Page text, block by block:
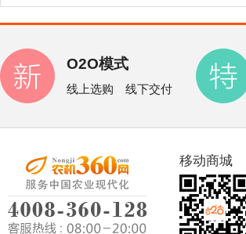
O2O模式
线上选购 线下交付
移动商城